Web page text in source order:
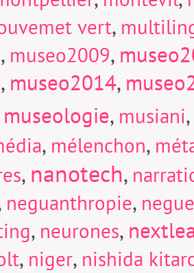
vert,
, museo2009,
, museo2014,
museologie, musiani,
, mélenchon,
, nanotech,
neguanthropie,
, neurones,
, niger, nishida